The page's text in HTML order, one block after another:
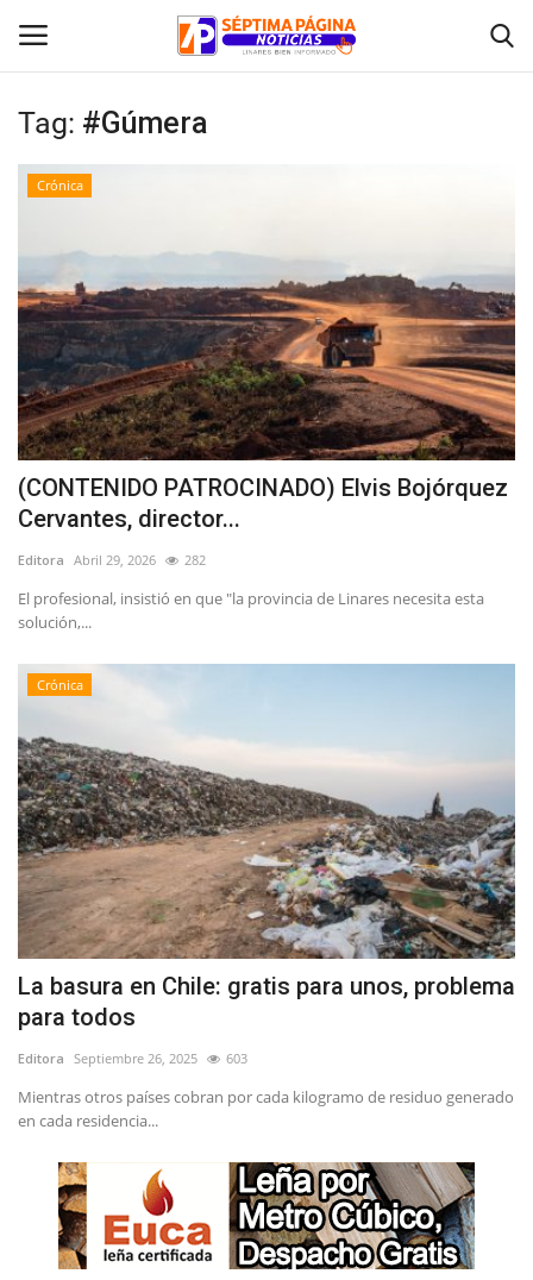
Inicio
Policial
Tribunales
Deporte
Política
Espectáculos
Tag: #Gúmera
Crónica
(CONTENIDO PATROCINADO) Elvis Bojórquez
Cervantes, director...
Editora Abril 29, 2026 282
El profesional, insistió en que "la provincia de Linares necesita esta
solución,...
Crónica
La basura en Chile: gratis para unos, problema
para todos
Editora Septiembre 26, 2025 603
Mientras otros países cobran por cada kilogramo de residuo generado
en cada residencia...